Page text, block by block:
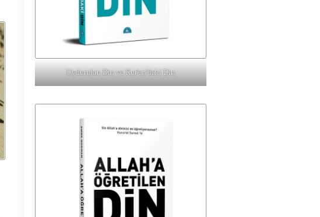
Uydurulan Din ve Kur'an'daki Din